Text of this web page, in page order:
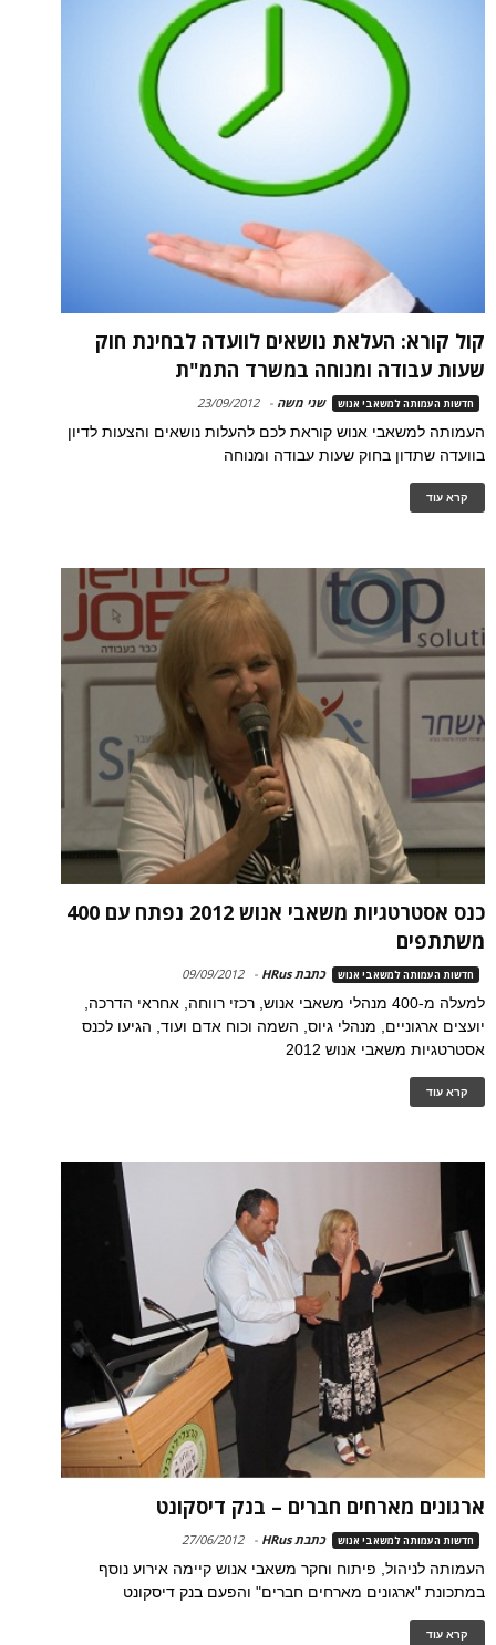
קול קורא: העלאת נושאים לוועדה לבחינת חוק
שעות עבודה ומנוחה במשרד התמ"ת
חדשות העמותה למשאבי אנוש שני משה -
23/09/2012
העמותה למשאבי אנוש קוראת לכם להעלות נושאים והצעות לדיון
בוועדה שתדון בחוק שעות עבודה ומנוחה
קרא עוד
כנס אסטרטגיות משאבי אנוש 2012 נפתח עם 400
משתתפים
חדשות העמותה למשאבי אנוש כתבת HRus -
09/09/2012
למעלה מ-400 מנהלי משאבי אנוש, רכזי רווחה, אחראי הדרכה,
יועצים ארגוניים, מנהלי גיוס, השמה וכוח אדם ועוד, הגיעו לכנס
אסטרטגיות משאבי אנוש 2012
קרא עוד
ארגונים מארחים חברים – בנק דיסקונט
חדשות העמותה למשאבי אנוש כתבת HRus -
27/06/2012
העמותה לניהול, פיתוח וחקר משאבי אנוש קיימה אירוע נוסף
במתכונת "ארגונים מארחים חברים" והפעם בנק דיסקונט
קרא עוד